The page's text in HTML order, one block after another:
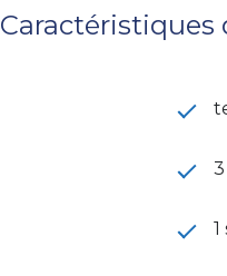
Caractéristiques